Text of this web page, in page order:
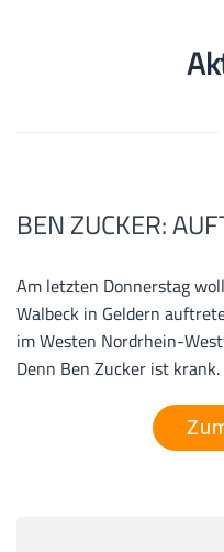
BEN ZUCKER:
Am letzten Donnerstag
Walbeck in Geldern
im Westen Nordrhein-
Denn Ben Zucker ist krank.